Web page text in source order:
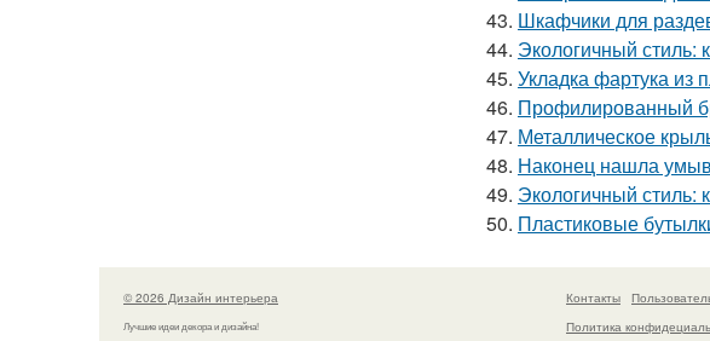
43. Шкафчики для
44. Экологичный стиль:
45. Укладка фартука из
46. Профилированный
47. Металлическое
48. Наконец нашла
49. Экологичный стиль:
50. Пластиковые
© 2026 Дизайн интерьера
Лучшие идеи декора и дизайна!
Контакты
Политика